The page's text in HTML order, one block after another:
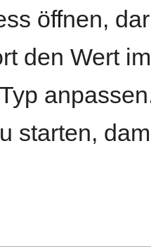
öffnen,
den Wert
starten,